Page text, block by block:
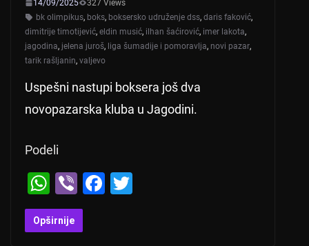
14/09/2025
327 Views
bk olimpikus, boks, boksersko udruženje dss, daris faković,
dimitrije timotijević, eldin musić, ilhan šaćirović, imer lakota,
jagodina, jelena juroš, liga šumadije i pomoravlja, novi pazar,
tarik rašljanin, valjevo
Uspešni nastupi boksera još dva
novopazarska kluba u Jagodini.
Podeli
W
h
at
Vi
b
er
F
Opširnije